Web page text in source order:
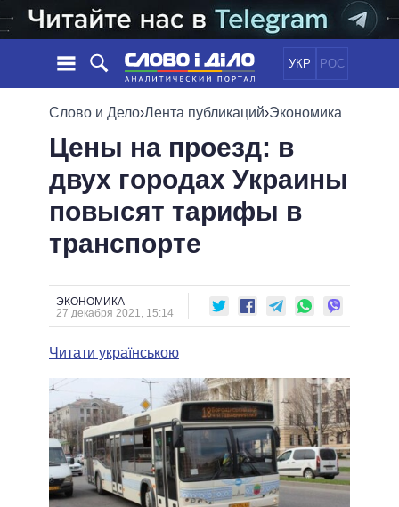
УКР РОС
НОВОСТИ
ЛЕНТА
СОБЫТИЯ
СТАТЬИ
ОБЗОРЫ
ДАЙДЖЕСТЫ
ПОЛИТИКА
ЭКОНОМИКА
ОБЩЕСТВО
МИР
ОБЕЩАНИЯ
ПОЛИТИКИ
ПРЕЗИДЕНТ И ОФИС
ВЕРХОВНАЯ РАДА
КАБИНЕТ МИНИСТРОВ
МЭРЫ
ВСЕ ПЕРСОНЫ
ИНФОГРАФИКА
ПОДДЕРЖАТЬ
СРАВНЕНИЕ ПОЛИТИКОВ
Слово и Дело›Лента публикаций›Экономика
Цены на проезд: в
двух городах Украины
повысят тарифы в
транспорте
ЭКОНОМИКА
27 декабря 2021, 15:14
Читати українською